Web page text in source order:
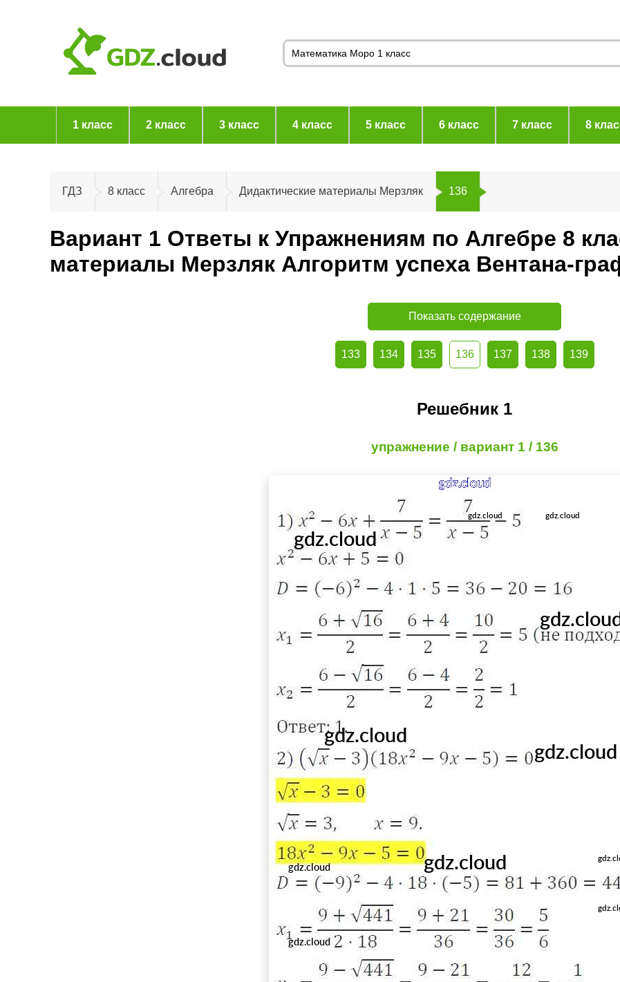
1 класс 2 класс 3 класс 4 класс 5 класс 6 класс 7 класс 8
ГДЗ 8 класс Алгебра Дидактические материалы Мерзляк 136
Вариант 1 Ответы к Упражнениям по Алгебре 8
материалы Мерзляк Алгоритм успеха Вентана-
Показать содержание
133 134 135 136 137 138 139
Решебник 1
упражнение / вариант 1 / 136